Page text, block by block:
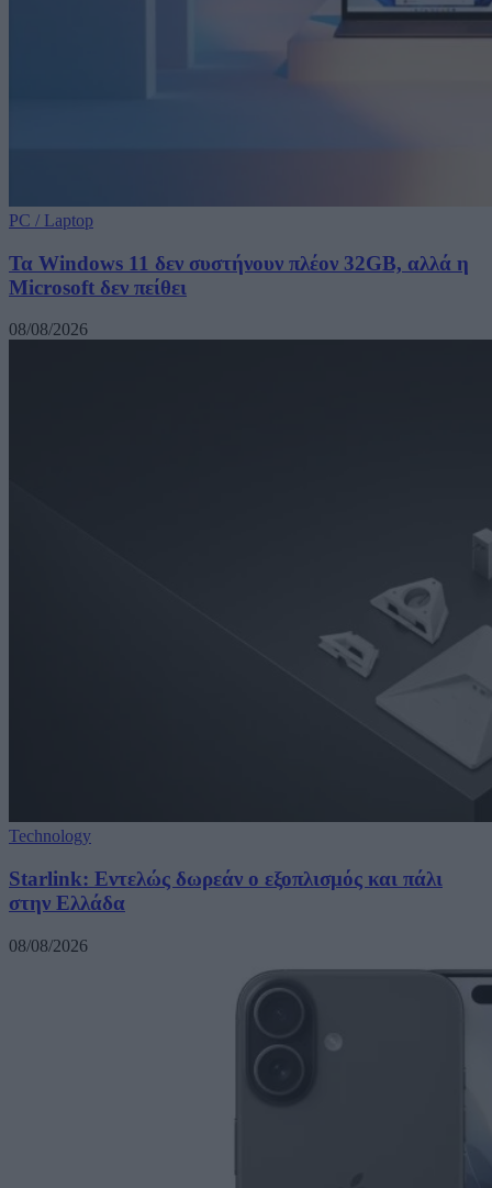
PC / Laptop
Τα Windows 11 δεν συστήνουν πλέον 32GB, αλλά η
Microsoft δεν πείθει
08/08/2026
Technology
Starlink: Εντελώς δωρεάν ο εξοπλισμός και πάλι
στην Ελλάδα
08/08/2026